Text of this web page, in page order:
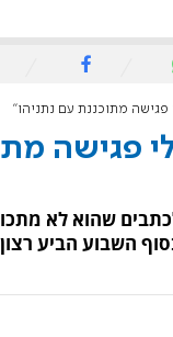
פגישה מתוכננת עם נתניהו"
לי פגישה
שהוא לא
השבוע הביע